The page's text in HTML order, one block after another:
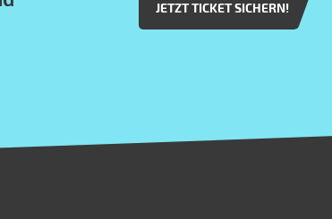
JETZT TICKET SICHERN!